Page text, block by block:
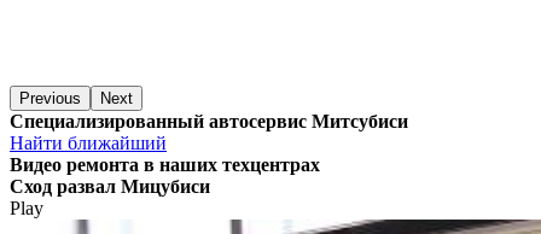
Previous Next
Специализированный автосервис Митсубиси
Найти ближайший
Видео ремонта в наших техцентрах
Сход развал Мицубиси
Play